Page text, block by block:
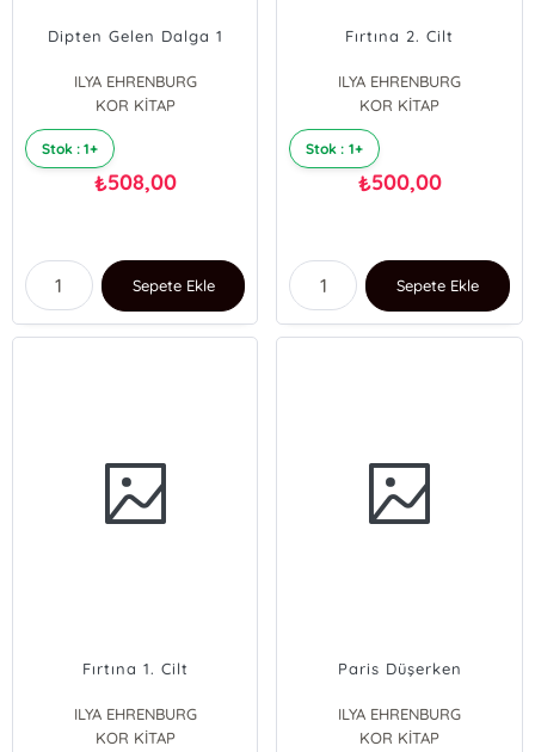
Dipten Gelen Dalga 1
ILYA EHRENBURG
KOR KİTAP
Stok : 1+
₺508,00
Sepete Ekle
Fırtına 2. Cilt
ILYA EHRENBURG
KOR KİTAP
Stok : 1+
₺500,00
Sepete Ekle
Fırtına 1. Cilt
ILYA EHRENBURG
KOR KİTAP
Paris Düşerken
ILYA EHRENBURG
KOR KİTAP